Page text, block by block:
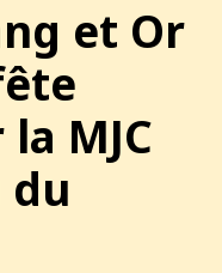
et Or
MJC
du